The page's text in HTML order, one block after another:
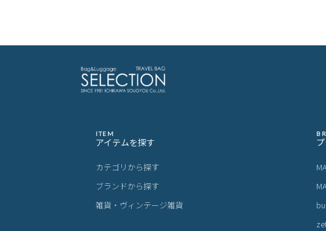
ITEM
アイテムを探す
カテゴリから探す
ブランドから探す
雑貨・ヴィンテージ雑貨